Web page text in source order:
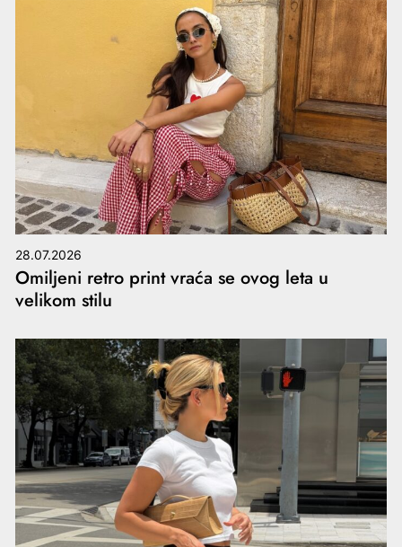
28.07.2026
Omiljeni retro print vraća se ovog leta u
velikom stilu